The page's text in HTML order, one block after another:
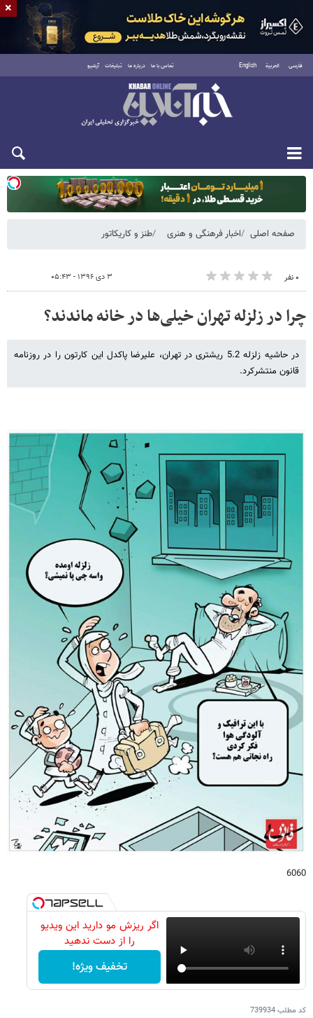
فارسی العربية English تماس با ما درباره ما تبلیغات آرشیو
یکشنبه ۱۸ مرداد ۱۴۰۵
صفحه اصلی اخبار فرهنگی و هنری طنز و کاریکاتور
۰ نفر ۳ دی ۱۳۹۶ - ۰۵:۴۳
چرا در زلزله تهران خیلی‌ها در خانه ماندند؟
در حاشیه زلزله 5.2 ریشتری در تهران، علیرضا پاکدل این کارتون را در روزنامه
قانون منتشرکرد.
6060
اگر ریزش مو دارید این ویدیو
را از دست ندهید
تخفیف ویژه!
کد مطلب739934
×